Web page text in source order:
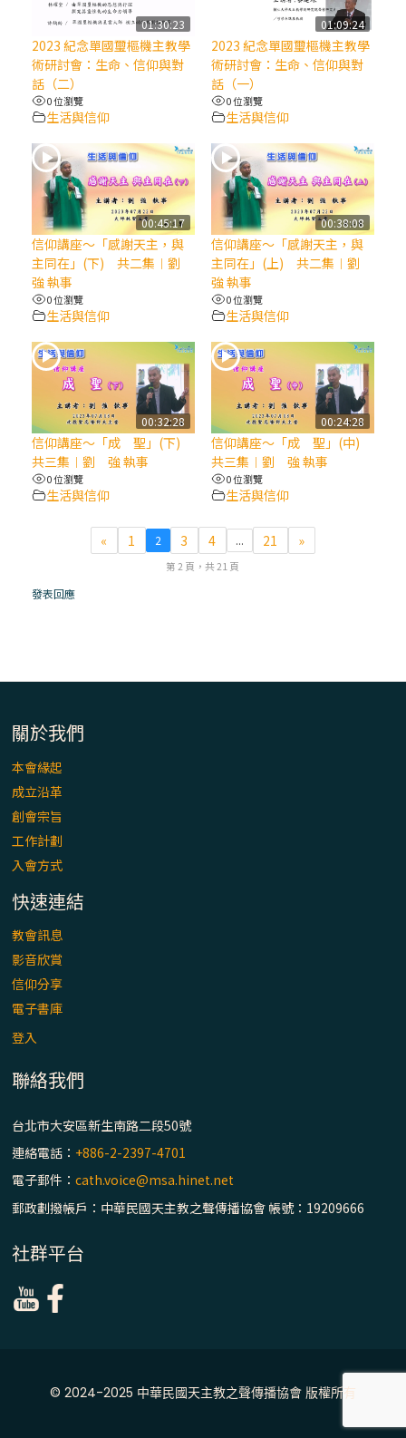
2025/10/10【萬物讚頌頌歌 – 太陽與生態音
樂會】紀念聖方濟與已逝教宗方濟各（上）
(9完結)黃敏正主教帶你做【將臨期避靜】—
匝凱的「新生命」：利他與內化
(8)黃敏正主教帶你做【將臨期避靜】—耶穌
降生成人與人同在＝「厄瑪努爾」
(7)黃敏正主教帶你做【將臨期避靜】—耶穌
降生人間，需要人的「接納」
(6)黃敏正主教帶你做【將臨期避靜】—「馬
槽」═「謙卑」
(5)黃敏正主教帶你做【將臨期避靜】—「福
傳」：講耶穌的故事
(4)黃敏正主教帶你做【將臨期避靜】—匝凱
「想看」耶穌，耶穌「走近」匝凱
(3)黃敏正主教帶你做【將臨期避靜】—「轉
念」，吃苦如吃補
(1)黃敏正主教帶你做【將臨期避靜】—「走
【信仰之旅】第七集：「罪的啟示」—黃錦
「禧年 來~」第十三集：論《在希望中得救》
「禧年 來~」第十一集：續談禧年特色 ~ 聖門
/ 梅山中華聖母朝聖地
01:30:23
2023 紀念單國璽樞機主教學
術研討會：生命、信仰與對
話（二）
0 位瀏覽
生活與信仰
01:09:24
2023 紀念單國璽樞機主教學
術研討會：生命、信仰與對
話（一）
0 位瀏覽
生活與信仰
00:45:17
信仰講座～「感謝天主，與
主同在」(下) 共二集︱劉
強 執事
0 位瀏覽
生活與信仰
00:38:08
信仰講座～「感謝天主，與
主同在」(上) 共二集︱劉
強 執事
0 位瀏覽
生活與信仰
00:32:28
信仰講座～「成 聖」(下)
共三集︱劉 強 執事
0 位瀏覽
生活與信仰
00:24:28
信仰講座～「成 聖」(中)
共三集︱劉 強 執事
0 位瀏覽
生活與信仰
« 1 2 3 4 ... 21 »
第 2 頁，共 21 頁
發表回應
關於我們
本會緣起
成立沿革
創會宗旨
工作計劃
入會方式
快速連結
教會訊息
影音欣賞
信仰分享
電子書庫
登入
聯絡我們
台北市大安區新生南路二段50號
連絡電話： +886-2-2397-4701
電子郵件：cath.voice@msa.hinet.net
郵政劃撥帳戶：中華民國天主教之聲傳播協會 帳號：19209666
社群平台
© 2024-2025 中華民國天主教之聲傳播協會 版權所有